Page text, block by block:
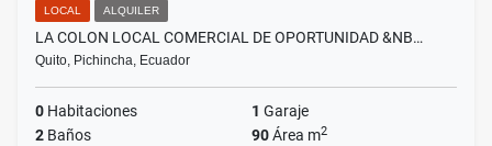
LOCAL ALQUILER
LA COLON LOCAL COMERCIAL DE OPORTUNIDAD &NB…
Quito, Pichincha, Ecuador
0 Habitaciones 1 Garaje
2 Baños 90Área m2